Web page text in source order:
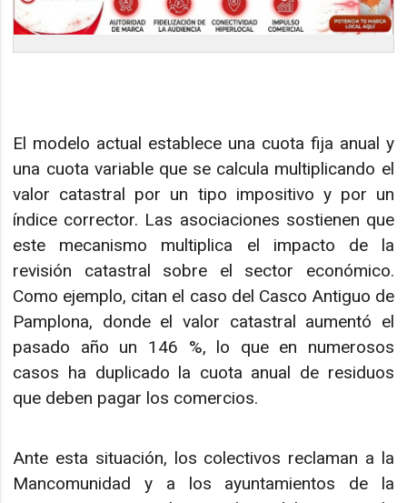
El modelo actual establece una cuota fija anual y
una cuota variable que se calcula multiplicando el
valor catastral por un tipo impositivo y por un
índice corrector. Las asociaciones sostienen que
este mecanismo multiplica el impacto de la
revisión catastral sobre el sector económico.
Como ejemplo, citan el caso del Casco Antiguo de
Pamplona, donde el valor catastral aumentó el
pasado año un 146 %, lo que en numerosos
casos ha duplicado la cuota anual de residuos
que deben pagar los comercios.
Ante esta situación, los colectivos reclaman a la
Mancomunidad y a los ayuntamientos de la